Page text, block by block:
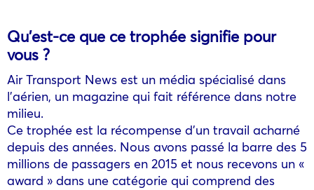
Qu’est-ce que ce trophée signifie pour
vous ?
Air Transport News est un média spécialisé dans
l’aérien, un magazine qui fait référence dans notre
milieu.
Ce trophée est la récompense d’un travail acharné
depuis des années. Nous avons passé la barre des 5
millions de passagers en 2015 et nous recevons un «
award » dans une catégorie qui comprend des